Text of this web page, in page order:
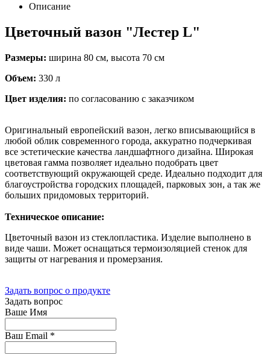
Описание
Цветочный вазон "Лестер L"
Размеры: ширина 80 см, высота 70 см
Объем: 330 л
Цвет изделия: по согласованию с заказчиком
Оригинальный европейский вазон, легко вписывающийся в
любой облик современного города, аккуратно подчеркивая
все эстетические качества ландшафтного дизайна. Широкая
цветовая гамма позволяет идеально подобрать цвет
соответствующий окружающей среде. Идеально подходит для
благоустройства городских площадей, парковых зон, а так же
больших придомовых территорий.
Техническое описание:
Цветочный вазон из стеклопластика. Изделие выполнено в
виде чаши. Может оснащаться термоизоляцией стенок для
защиты от нагревания и промерзания.
Задать вопрос о продукте
Задать вопрос
Ваше Имя
Ваш Email *